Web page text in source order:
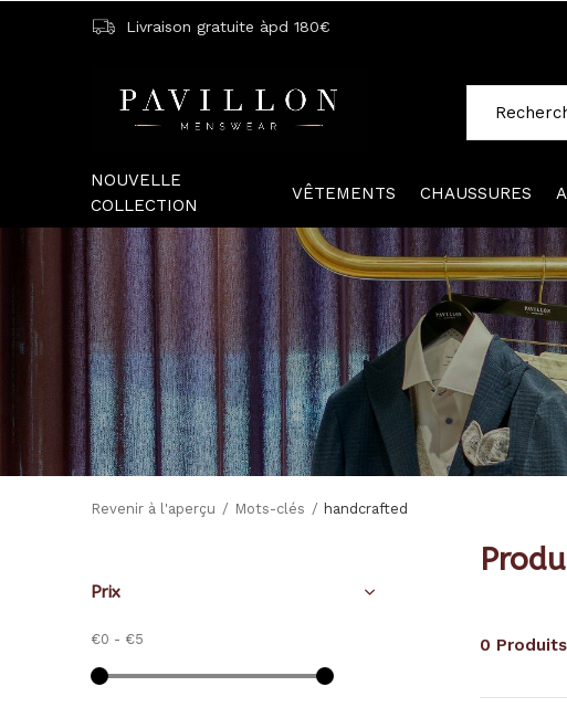
NOUVELLE
COLLECTION
VÊTEMENTS CHAUSSURES
Livraison gratuite àpd 180€
Revenir à l'aperçu Mots-clés handcrafted
0 Produits
Prix
€0 - €5